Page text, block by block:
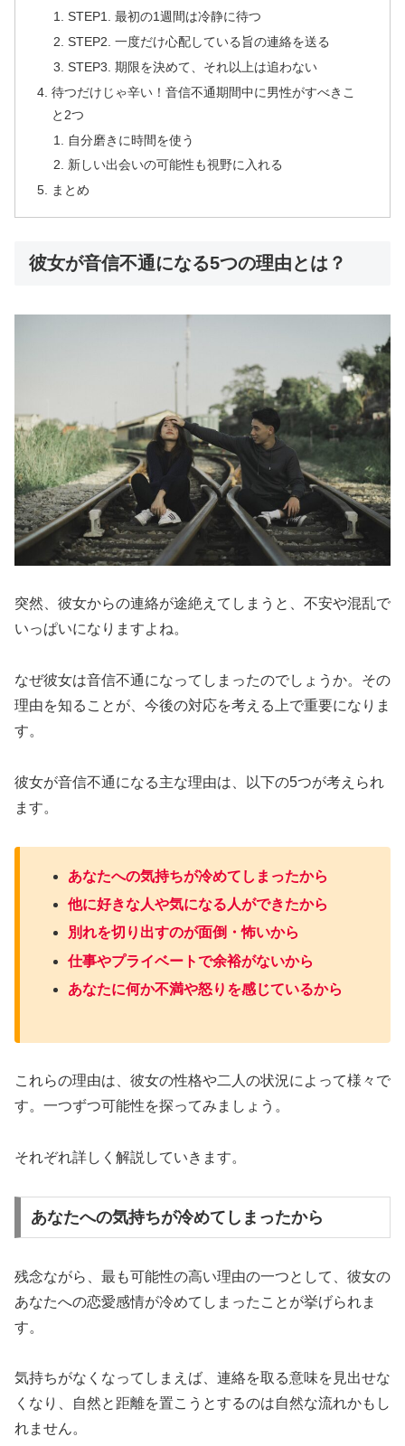
STEP1. 最初の1週間は冷静に待つ
STEP2. 一度だけ心配している旨の連絡を送る
STEP3. 期限を決めて、それ以上は追わない
待つだけじゃ辛い！音信不通期間中に男性がすべきこ
と2つ
自分磨きに時間を使う
新しい出会いの可能性も視野に入れる
まとめ
彼女が音信不通になる5つの理由とは？
突然、彼女からの連絡が途絶えてしまうと、不安や混乱で
いっぱいになりますよね。
なぜ彼女は音信不通になってしまったのでしょうか。その
理由を知ることが、今後の対応を考える上で重要になりま
す。
彼女が音信不通になる主な理由は、以下の5つが考えられ
ます。
あなたへの気持ちが冷めてしまったから
他に好きな人や気になる人ができたから
別れを切り出すのが面倒・怖いから
仕事やプライベートで余裕がないから
あなたに何か不満や怒りを感じているから
これらの理由は、彼女の性格や二人の状況によって様々で
す。一つずつ可能性を探ってみましょう。
それぞれ詳しく解説していきます。
あなたへの気持ちが冷めてしまったから
残念ながら、最も可能性の高い理由の一つとして、彼女の
あなたへの恋愛感情が冷めてしまったことが挙げられま
す。
気持ちがなくなってしまえば、連絡を取る意味を見出せな
くなり、自然と距離を置こうとするのは自然な流れかもし
れません。